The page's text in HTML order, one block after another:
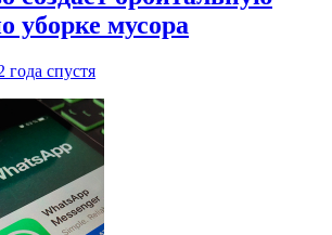
уборке мусора
года спустя